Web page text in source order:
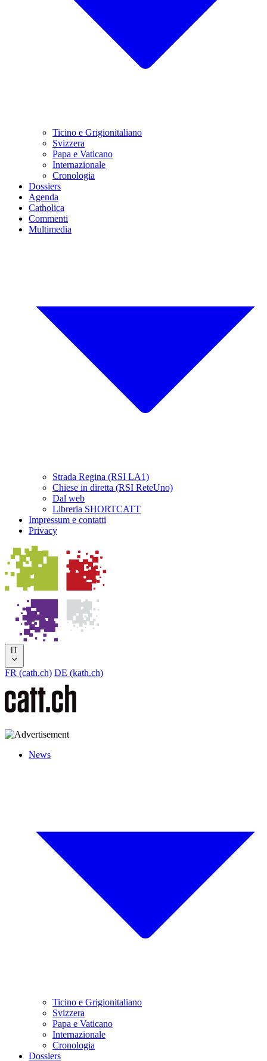
Ticino e Grigionitaliano
Svizzera
Papa e Vaticano
Internazionale
Cronologia
Dossiers
Agenda
Catholica
Commenti
Multimedia
Strada Regina (RSI LA1)
Chiese in diretta (RSI ReteUno)
Dal web
Libreria SHORTCATT
Impressum e contatti
Privacy
IT
FR (cath.ch) DE (kath.ch)
News
Ticino e Grigionitaliano
Svizzera
Papa e Vaticano
Internazionale
Cronologia
Dossiers